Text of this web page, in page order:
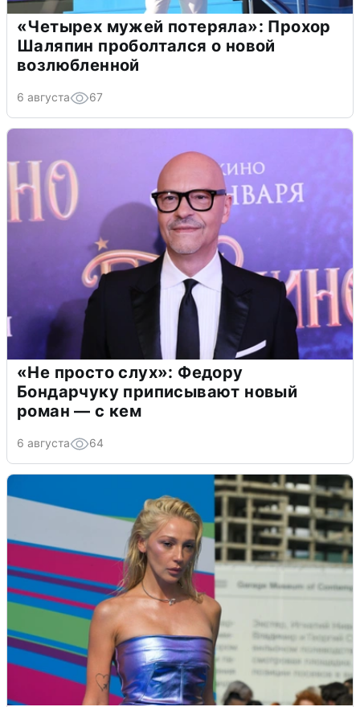
«Четырех мужей потеряла»: Прохор
Шаляпин проболтался о новой
возлюбленной
6 августа 67
«Не просто слух»: Федору
Бондарчуку приписывают новый
роман — с кем
6 августа 64